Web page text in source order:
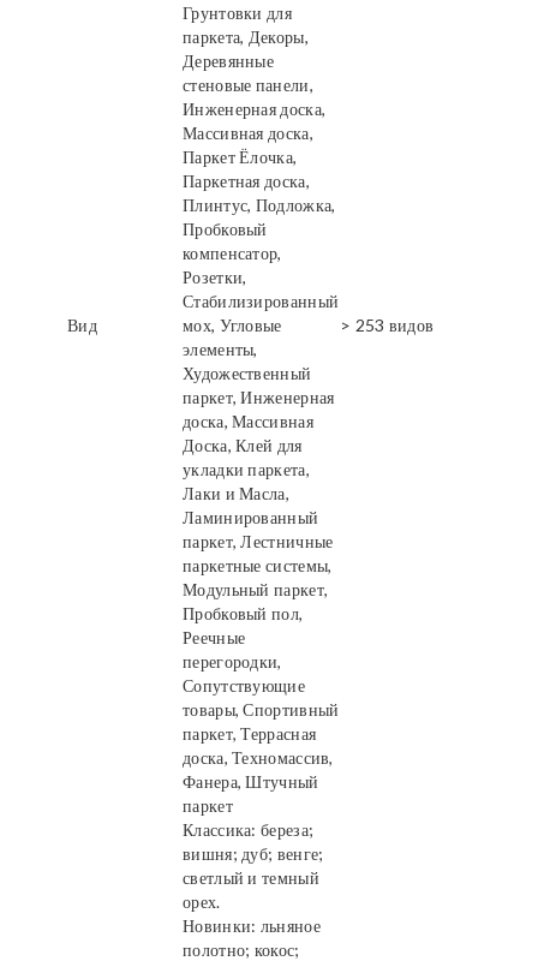
Вид
Грунтовки для
паркета, Декоры,
Деревянные
стеновые панели,
Инженерная доска,
Массивная доска,
Паркет Ёлочка,
Паркетная доска,
Плинтус, Подложка,
Пробковый
компенсатор,
Розетки,
Стабилизированный
мох, Угловые
элементы,
Художественный
паркет, Инженерная
доска, Массивная
Доска, Клей для
укладки паркета,
Лаки и Масла,
Ламинированный
паркет, Лестничные
паркетные системы,
Модульный паркет,
Пробковый пол,
Реечные
перегородки,
Сопутствующие
товары, Спортивный
паркет, Террасная
доска, Техномассив,
Фанера, Штучный
паркет
> 253 видов
Классика: береза;
вишня; дуб; венге;
светлый и темный
орех.
Новинки: льняное
полотно; кокос;